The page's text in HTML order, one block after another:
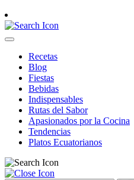
Recetas
Blog
Fiestas
Bebidas
Indispensables
Rutas del Sabor
Apasionados por la Cocina
Tendencias
Platos Ecuatorianos